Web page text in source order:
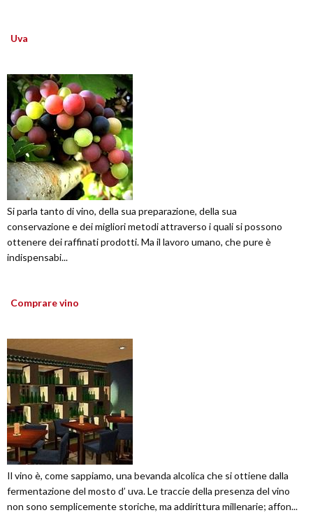
Uva
Si parla tanto di vino, della sua preparazione, della sua
conservazione e dei migliori metodi attraverso i quali si possono
ottenere dei raffinati prodotti. Ma il lavoro umano, che pure è
indispensabi...
Comprare vino
Il vino è, come sappiamo, una bevanda alcolica che si ottiene dalla
fermentazione del mosto d’ uva. Le traccie della presenza del vino
non sono semplicemente storiche, ma addirittura millenarie; affon...